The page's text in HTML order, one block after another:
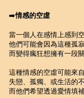
➡️情感的空虛
當一個人在感情上感到
他們可能會因為這種孤寂
而變得瘋狂想擁有一段關
這種情感的空虛可能來
失戀、孤獨、或生活的
而他們希望透過愛情填